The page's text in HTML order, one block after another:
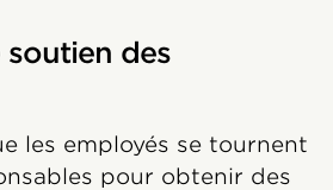
des
les employés se tournent
pour obtenir des